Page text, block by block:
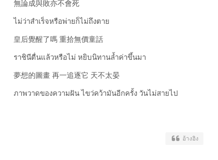
無論成與敗亦不會死
ไม่ว่าสำเร็จหรือพ่ายก็ไม่ถึงตาย
皇后覺醒了嗎 重拾無價童話
ราชินีตื่นแล้วหรือไม่ หยิบนิทานล้ำค่าขึ้นมา
夢想的圖畫 再一追逐它 天不太晏
ภาพวาดของความฝัน ไขว่คว้ามันอีกครั้ง วันไม่สายไป
อ้างอิง